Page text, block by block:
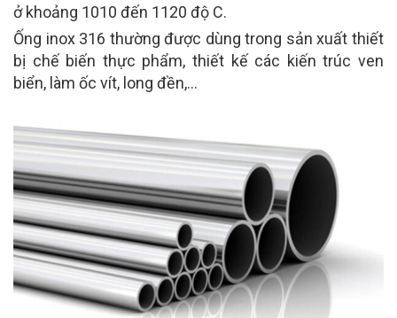
ở khoảng 1010 đến 1120 độ C.
Ống inox 316 thường được dùng trong sản xuất thiết
bị chế biến thực phẩm, thiết kế các kiến trúc ven
biển, làm ốc vít, long đền,…